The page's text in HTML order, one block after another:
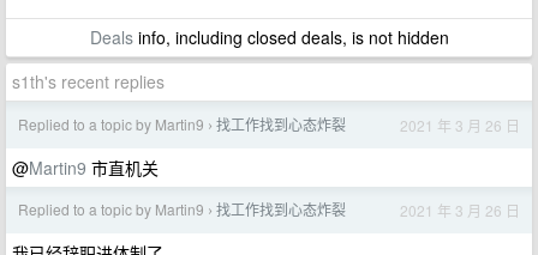
Dealsinfo, including closed deals, is not hidden
s1th's recent replies
Replied to a topic by Martin9 › 找工作找到心态炸裂 2021 年 3 月 26 日
@Martin9 市直机关
Replied to a topic by Martin9 › 找工作找到心态炸裂 2021 年 3 月 26 日